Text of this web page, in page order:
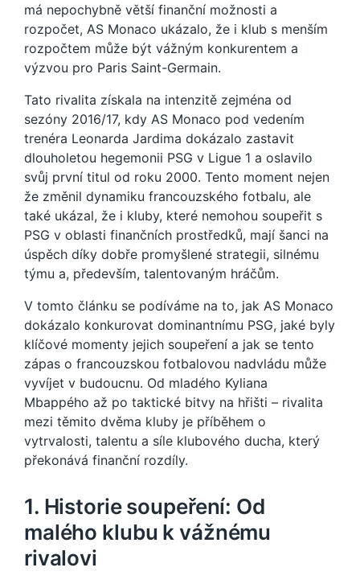
má nepochybně větší finanční možnosti a
rozpočet, AS Monaco ukázalo, že i klub s menším
rozpočtem může být vážným konkurentem a
výzvou pro Paris Saint-Germain.
Tato rivalita získala na intenzitě zejména od
sezóny 2016/17, kdy AS Monaco pod vedením
trenéra Leonarda Jardima dokázalo zastavit
dlouholetou hegemonii PSG v Ligue 1 a oslavilo
svůj první titul od roku 2000. Tento moment nejen
že změnil dynamiku francouzského fotbalu, ale
také ukázal, že i kluby, které nemohou soupeřit s
PSG v oblasti finančních prostředků, mají šanci na
úspěch díky dobře promyšlené strategii, silnému
týmu a, především, talentovaným hráčům.
V tomto článku se podíváme na to, jak AS Monaco
dokázalo konkurovat dominantnímu PSG, jaké byly
klíčové momenty jejich soupeření a jak se tento
zápas o francouzskou fotbalovou nadvládu může
vyvíjet v budoucnu. Od mladého Kyliana
Mbappého až po taktické bitvy na hřišti – rivalita
mezi těmito dvěma kluby je příběhem o
vytrvalosti, talentu a síle klubového ducha, který
překonává finanční rozdíly.
1. Historie soupeření: Od
malého klubu k vážnému
rivalovi